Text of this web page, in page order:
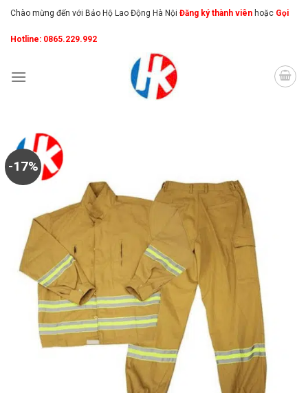
Skip
content
Chào mừng đến với Bảo Hộ Lao Động Hà Nội Đăng ký thành viên hoặc Gọi
Hotline: 0865.229.992
-17%